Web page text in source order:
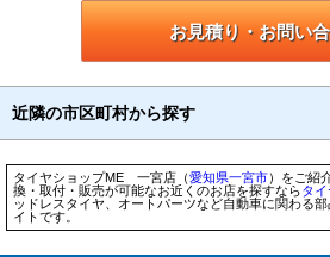
お見積り・お問い
近隣の市区町村から探す
タイヤショップME 一宮店（愛知県一宮市）をご紹
換・取付・販売が可能なお近くのお店を探すならタ
ッドレスタイヤ、オートパーツなど自動車に関わる
イトです。